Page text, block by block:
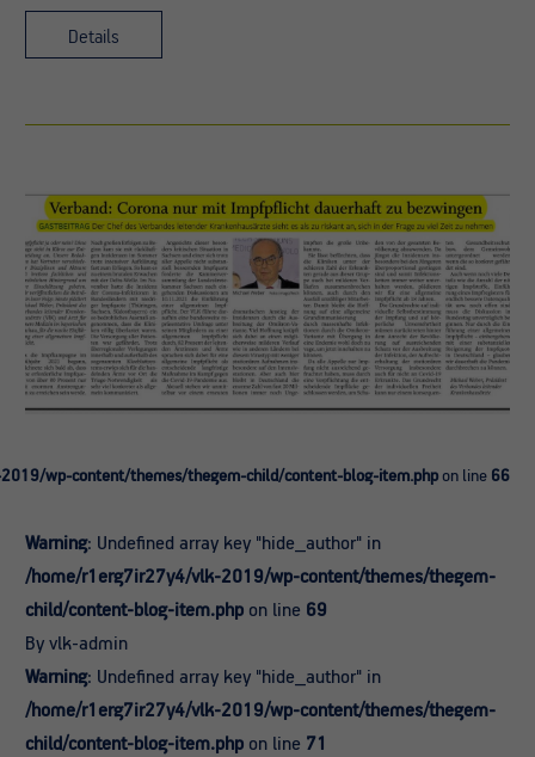
Details
wp-content/themes/thegem-child/content-blog-item.php on line 66
Warning: Undefined array key "hide_author" in
/home/r1erg7ir27y4/vlk-2019/wp-content/themes/thegem-
child/content-blog-item.php on line 69
By vlk-admin
Warning: Undefined array key "hide_author" in
/home/r1erg7ir27y4/vlk-2019/wp-content/themes/thegem-
child/content-blog-item.php on line 71